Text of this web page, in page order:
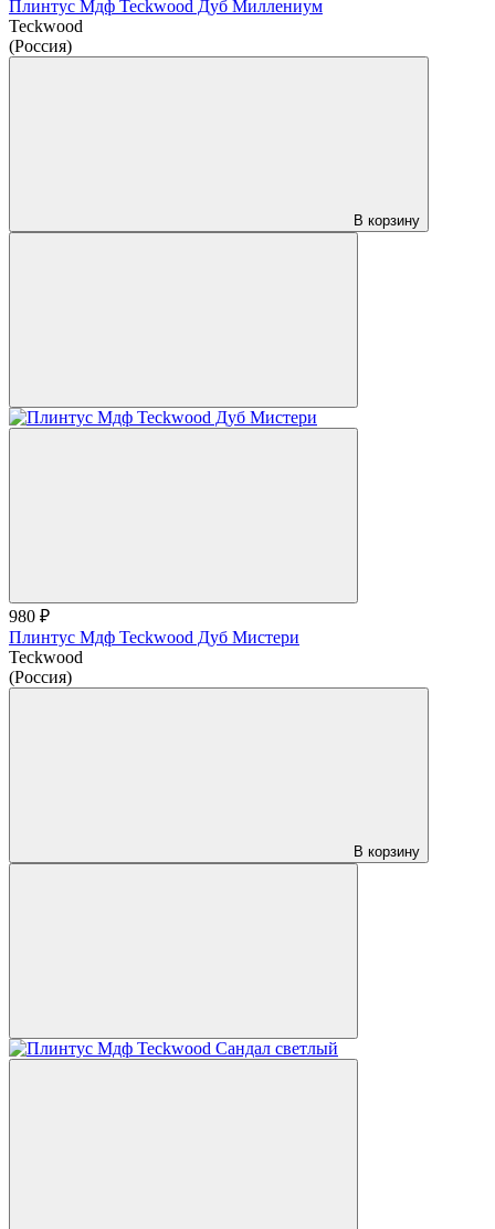
Плинтус Мдф Teckwood Дуб Миллениум
Teckwood
(Россия)
В корзину
980 ₽
Плинтус Мдф Teckwood Дуб Мистери
Teckwood
(Россия)
В корзину